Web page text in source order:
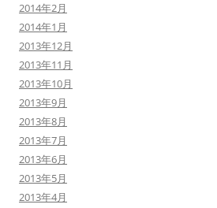
2014年2月
2014年1月
2013年12月
2013年11月
2013年10月
2013年9月
2013年8月
2013年7月
2013年6月
2013年5月
2013年4月